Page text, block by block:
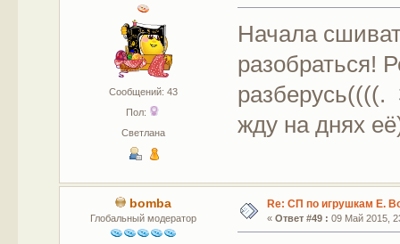
Сообщений: 43
Пол:
Светлана
Начала
разобраться!
разберусь((((.
жду на днях
bomba
Глобальный модератор
Re: СП по игрушкам Е.
« Ответ #49 : 09 Май 2015,